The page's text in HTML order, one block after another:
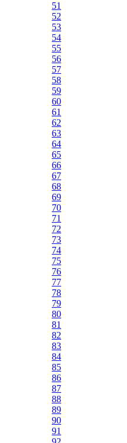
51
52
53
54
55
56
57
58
59
60
61
62
63
64
65
66
67
68
69
70
71
72
73
74
75
76
77
78
79
80
81
82
83
84
85
86
87
88
89
90
91